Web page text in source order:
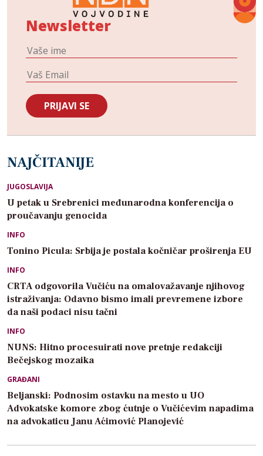
Newsletter
NAJČITANIJE
JUGOSLAVIJA
U petak u Srebrenici međunarodna konferencija o
proučavanju genocida
INFO
Tonino Picula: Srbija je postala kočničar proširenja EU
INFO
CRTA odgovorila Vučiću na omalovažavanje njihovog
istraživanja: Odavno bismo imali prevremene izbore
da naši podaci nisu tačni
INFO
NUNS: Hitno procesuirati nove pretnje redakciji
Bečejskog mozaika
GRAĐANI
Beljanski: Podnosim ostavku na mesto u UO
Advokatske komore zbog ćutnje o Vučićevim napadima
na advokaticu Janu Aćimović Planojević